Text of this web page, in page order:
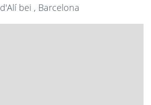
d'Alí bei , Barcelona